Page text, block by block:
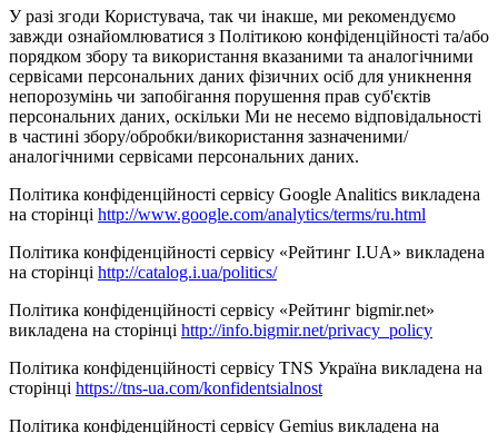
У разі згоди Користувача, так чи інакше, ми рекомендуємо
завжди ознайомлюватися з Політикою конфіденційності та/або
порядком збору та використання вказаними та аналогічними
сервісами персональних даних фізичних осіб для уникнення
непорозумінь чи запобігання порушення прав суб'єктів
персональних даних, оскільки Ми не несемо відповідальності
в частині збору/обробки/використання зазначеними/
аналогічними сервісами персональних даних.
Політика конфіденційності сервісу Google Analitics викладена
на сторінці http://www.google.com/analytics/terms/ru.html
Політика конфіденційності сервісу «Рейтинг I.UA» викладена
на сторінці http://catalog.i.ua/politics/
Політика конфіденційності сервісу «Рейтинг bigmir.net»
викладена на сторінці http://info.bigmir.net/privacy_policy
Політика конфіденційності сервісу TNS Україна викладена на
сторінці https://tns-ua.com/konfidentsialnost
Політика конфіденційності сервісу Gemius викладена на